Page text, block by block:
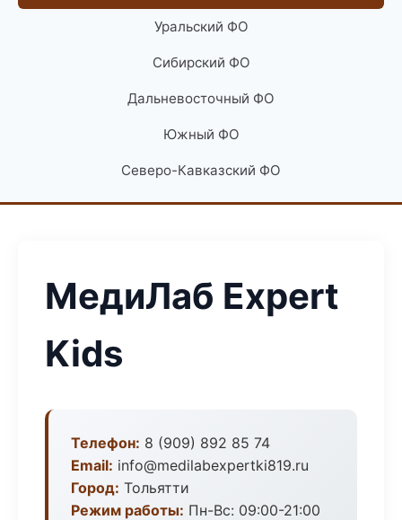
Уральский ФО
Сибирский ФО
Дальневосточный ФО
Южный ФО
Северо-Кавказский ФО
МедиЛаб Expert
Kids
Телефон: 8 (909) 892 85 74
Email: info@medilabexpertki819.ru
Город: Тольятти
Режим работы: Пн-Вс: 09:00-21:00